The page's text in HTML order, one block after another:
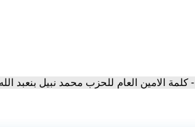
- كلمة الامين العام للحزب محمد نبيل بنعبد